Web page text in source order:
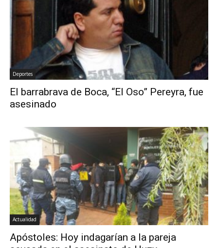
Deportes
El barrabrava de Boca, “El Oso” Pereyra, fue
asesinado
Actualidad
Apóstoles: Hoy indagarían a la pareja